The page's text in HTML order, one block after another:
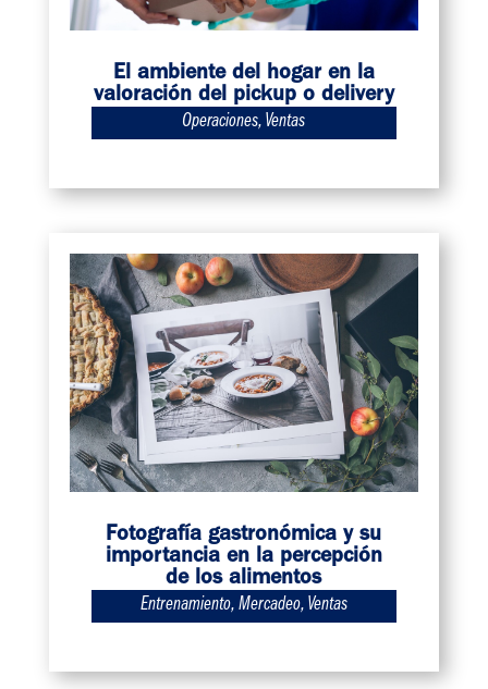
El ambiente del hogar en la
valoración del pickup o delivery
Operaciones, Ventas
Fotografía gastronómica y su
importancia en la percepción
de los alimentos
Entrenamiento, Mercadeo, Ventas